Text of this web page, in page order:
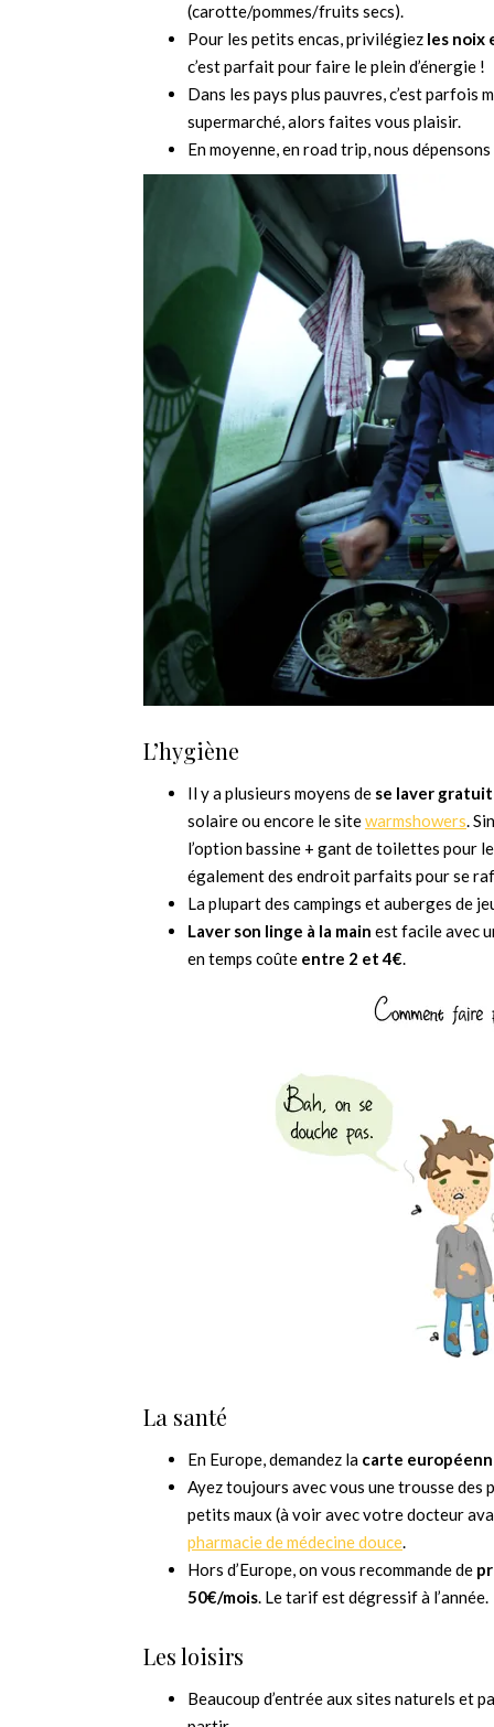
(carotte/pommes/fruits secs).
Pour les petits encas, privilégiez les noix
c’est parfait pour faire le plein d’énergie !
Dans les pays plus pauvres, c’est
supermarché, alors faites vous plaisir.
En moyenne, en road trip, nous dépensons
L’hygiène
Il y a plusieurs moyens de se laver
solaire ou encore le sitewarmshowers.
l’option bassine + gant de toilettes pour
également des endroit parfaits pour se
La plupart des campings et auberges de
Laver son linge à la main est facile avec
en temps coûte entre 2 et 4€.
La santé
En Europe, demandez la carte
Ayez toujours avec vous une trousse des
petits maux (à voir avec votre docteur
pharmacie de médecine douce.
Hors d’Europe, on vous recommande de
50€/mois. Le tarif est dégressif à l’année.
Les loisirs
Beaucoup d’entrée aux sites naturels et